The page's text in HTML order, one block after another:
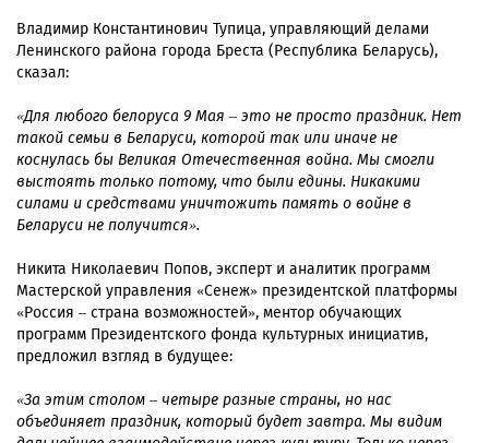
Владимир Константинович Тупица, управляющий делами
Ленинского района города Бреста (Республика Беларусь),
сказал:
«Для любого белоруса 9 Мая – это не просто праздник. Нет
такой семьи в Беларуси, которой так или иначе не
коснулась бы Великая Отечественная война. Мы смогли
выстоять только потому, что были едины. Никакими
силами и средствами уничтожить память о войне в
Беларуси не получится».
Никита Николаевич Попов, эксперт и аналитик программ
Мастерской управления «Сенеж» президентской платформы
«Россия – страна возможностей», ментор обучающих
программ Президентского фонда культурных инициатив,
предложил взгляд в будущее:
«За этим столом – четыре разные страны, но нас
объединяет праздник, который будет завтра. Мы видим